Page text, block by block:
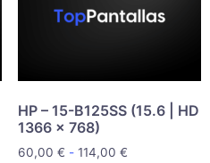
HP – 15-B125SS (15.6 | HD
1366 x 768)
60,00 € - 114,00 €